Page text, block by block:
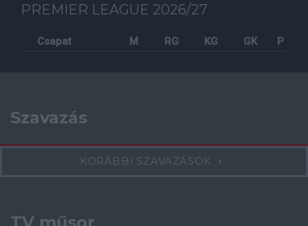
PREMIER LEAGUE 2026/27
Csapat M RG KG GK P
Szavazás
KORÁBBI SZAVAZÁSOK